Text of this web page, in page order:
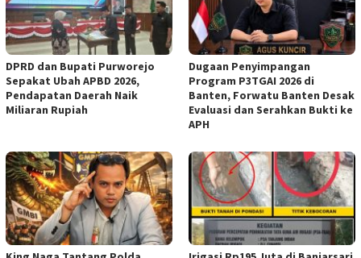
DPRD dan Bupati Purworejo
Sepakat Ubah APBD 2026,
Pendapatan Daerah Naik
Miliaran Rupiah ‎
Dugaan Penyimpangan
Program P3TGAI 2026 di
Banten, Forwatu Banten Desak
Evaluasi dan Serahkan Bukti ke
APH